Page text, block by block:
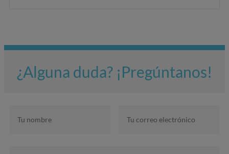
¿Alguna duda? ¡Pregúntanos!